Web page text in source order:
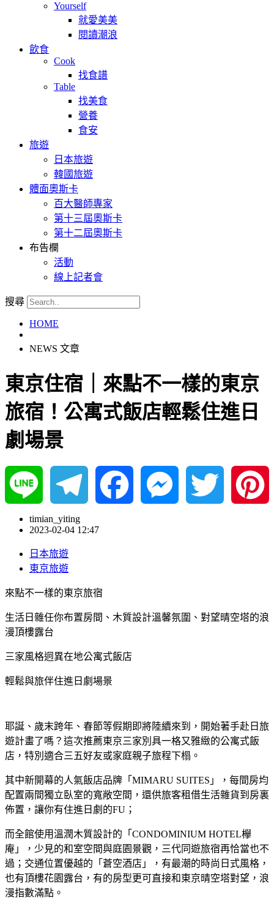
Yourself
就愛美美
閱讀潮浪
飲食
Cook
找食譜
Table
找美食
營養
食安
旅遊
日本旅遊
韓國旅遊
體面奧斯卡
百大醫師專家
第十三屆奧斯卡
第十二屆奧斯卡
布告欄
活動
線上記者會
搜尋
HOME
NEWS 文章
東京住宿｜來點不一樣的東京
旅宿！公寓式飯店輕鬆住進日
劇場景
Line Telegram Facebook Messenger Twitter
Pinterest
timian_yiting
2023-02-04 12:47
日本旅遊
東京旅遊
來點不一樣的東京旅宿
生活日雜任你布置房間、木質設計溫馨氛圍、對望晴空塔的浪
漫頂樓露台
三家風格迥異在地公寓式飯店
輕鬆與旅伴住進日劇場景
耶誕、歲末跨年、春節等假期即將陸續來到， 開始著手赴日旅
遊計畫了嗎？ 這次推薦東京三家別具一格又雅緻的公寓式飯
店， 特別適合三五好友或家庭親子旅程下榻。
其中新開幕的人氣飯店品牌「 MIMARU SUITES 」，每間房均
配置兩間獨立臥室的寬敞空間， 還供旅客租借生活雜貨到房裏
佈置，讓你有住進日劇的FU ；
而全館使用溫潤木質設計的「 CONDOMINIUM HOTEL欅
庵」，少見的和室空間與庭園景觀， 三代同遊旅宿再恰當也不
過；交通位置優越的「蒼空酒店」， 有最潮的時尚日式風格，
也有頂樓花園露台， 有的房型更可直接和東京晴空塔對望，浪
漫指數滿點。